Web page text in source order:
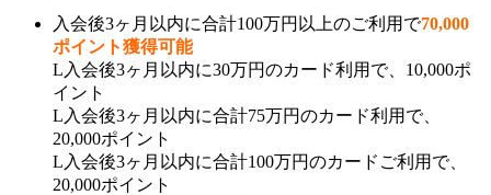
入会後3ヶ月以内に合計100万円以上のご利用で70,000
ポイント獲得可能
L入会後3ヶ月以内に30万円のカード利用で、10,000ポ
イント
L入会後3ヶ月以内に合計75万円のカード利用で、
20,000ポイント
L入会後3ヶ月以内に合計100万円のカードご利用で、
20,000ポイント